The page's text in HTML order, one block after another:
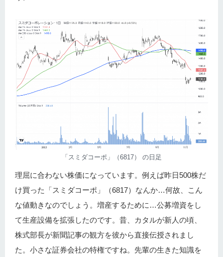
「スミダコーポ」（6817） の日足
理屈に合わない株価になっています。例えば昨日500株だ
け買った「スミダコーポ」（6817）なんか…何故、こん
な値動きなのでしょう。増産するために…公募増資をし
て生産設備を拡張したのです。昔、カタルが新人の頃、
株式部長が新聞記事の観方を彼から直接伝授されまし
た。小さな証券会社の特権ですね。先輩の生きた知識を